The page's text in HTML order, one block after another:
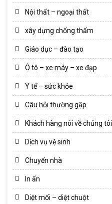
Nội thất – ngoại thất
xây dựng chống thấm
Giáo dục – đào tạo
Ô tô – xe máy – xe đạp
Y tế – sức khỏe
Câu hỏi thường gặp
Khách hàng nói về chúng tôi
Dịch vụ vệ sinh
Chuyển nhà
In ấn
Diệt mối – diệt chuột